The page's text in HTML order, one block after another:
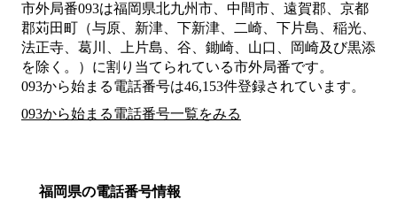
市外局番093は福岡県北九州市、中間市、遠賀郡、京都
郡苅田町（与原、新津、下新津、二崎、下片島、稲光、
法正寺、葛川、上片島、谷、鋤崎、山口、岡崎及び黒添
を除く。） に割り当てられている市外局番です。
093から始まる電話番号は46,153件登録されています。
093から始まる電話番号一覧をみる
福岡県の電話番号情報